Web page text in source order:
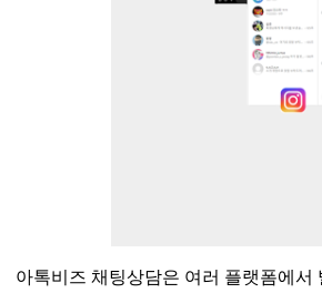
아톡비즈 채팅상담은 여러 플랫폼에